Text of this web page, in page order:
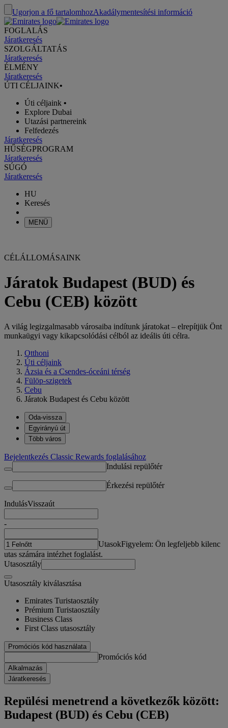
Ugorjon a fő tartalomhozAkadálymentesítési információ
FOGLALÁS
Járatkeresés
SZOLGÁLTATÁS
Járatkeresés
ÉLMÉNY
Járatkeresés
ÚTI CÉLJAINK•
Úti céljaink •
Explore Dubai
Utazási partnereink
Felfedezés
Járatkeresés
HŰSÉGPROGRAM
Járatkeresés
SÚGÓ
Járatkeresés
HU
Keresés
MENÜ
CÉLÁLLOMÁSAINK
Járatok Budapest (BUD) és
Cebu (CEB) között
A világ legizgalmasabb városaiba indítunk járatokat – elrepítjük Önt
munkaügyi vagy kikapcsolódási célból az ideális úti célra.
Otthoni
Úti céljaink
Ázsia és a Csendes-óceáni térség
Fülöp-szigetek
Cebu
Járatok Budapest és Cebu között
Oda-vissza
Egyirányú út
Több város
Bejelentkezés Classic Rewards foglalásához
Indulási repülőtér
Érkezési repülőtér
IndulásVisszaút
-
UtasokFigyelem: Ön legfeljebb kilenc
utas számára intézhet foglalást.
Utasosztály
Utasosztály kiválasztása
Emirates Turistaosztály
Prémium Turistaosztály
Business Class
First Class utasosztály
Promóciós kód használata
Promóciós kód
Alkalmazás
Járatkeresés
Repülési menetrend a következők között:
Budapest (BUD) és Cebu (CEB)